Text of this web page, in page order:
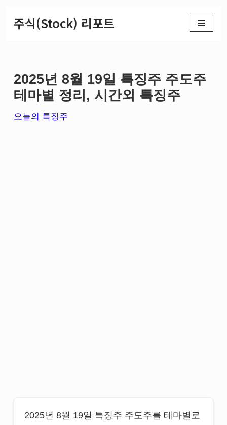
로
건
너
주식(Stock) 리포트
2025년 8월 19일 특징주 주도주
테마별 정리, 시간외 특징주
오늘의 특징주
2025년 8월 19일 특징주 주도주를 테마별로